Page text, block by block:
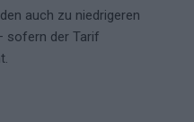
auch zu niedrigeren
sofern der Tarif